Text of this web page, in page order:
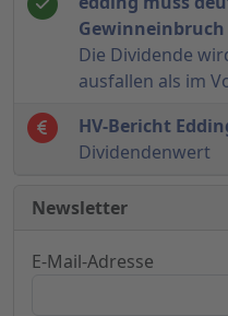
Die Dividende
ausfallen als im
HV-Bericht
Dividendenwert
Newsletter
E-Mail-Adresse